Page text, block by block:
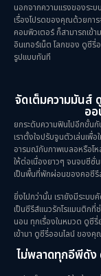
นอกจากความแรงของระบ
เรื่องโปรดของคุณด้วยกา
คอมพิวเตอร์ ก็สามารถเข้
อินเทอร์เน็ต โลกของ ดูซีรี่
รูปแบบทันที
จัดเต็มความมันส์
อ
ยกระดับความฟินไปอีกขั้นกั
เราตั้งใจปรับจูนตัวเล่นเ
อารมณ์กับภาพเบลอหรือโ
ให้ต่อเนื่องยาวๆ จนจบซีซั่
เป็นพื้นที่พักผ่อนของคอซีรี
ยิ่งไปกว่านั้น เรายังมีระบ
เป็นซีรีส์แนวรักโรแมนติกที่
นอน ทุกเรื่องในหมวด ดูซีรี่
เข้ามา ดูซีรี่ออนไลน์ ของ
ไม่พลาดทุกอีพีดัง